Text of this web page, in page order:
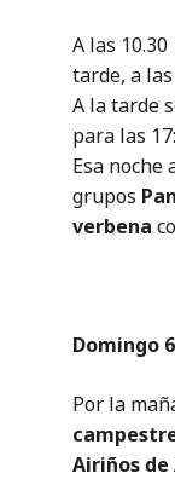
A las
tarde, a
A la tarde
para las
Esa
grupos
verbena
Domingo
Por la
Airiños de